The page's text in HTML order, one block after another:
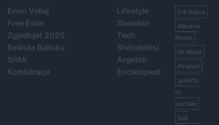
Erion Veliaj
Free Esim
Zgjedhjet 2025
Belinda Balluku
SPAK
Kombëtarja
Lifestyle
Showbiz
Tech
Shëndetësi
Argetim
Enciklopedi
Edi Rama
Albania
News
Ilir Meta
Piranjat
gazeta,
tv,
portale
Sali